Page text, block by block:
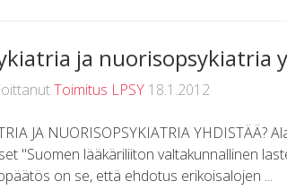
ja nuorisopsykiatria
Toimitus LPSY 18.1.2012
JA NUORISOPSYKIATRIA YHDISTÄÄ?
"Suomen lääkäriliiton valtakunnallinen
on se, että ehdotus erikoisalojen ...